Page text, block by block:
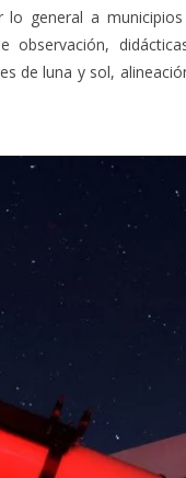
general a
de luna y sol,